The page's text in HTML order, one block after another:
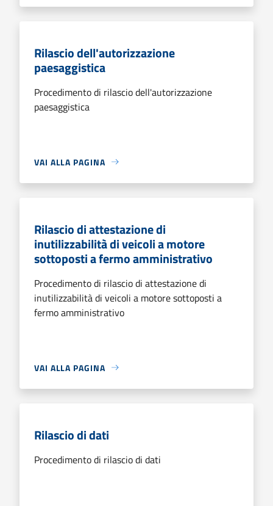
Rilascio dell'autorizzazione
paesaggistica
Procedimento di rilascio dell'autorizzazione
paesaggistica
VAI ALLA PAGINA
Rilascio di attestazione di
inutilizzabilità di veicoli a motore
sottoposti a fermo amministrativo
Procedimento di rilascio di attestazione di
inutilizzabilità di veicoli a motore sottoposti a
fermo amministrativo
VAI ALLA PAGINA
Rilascio di dati
Procedimento di rilascio di dati